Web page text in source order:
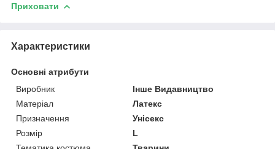
Приховати
Характеристики
Основні атрибути
Виробник
Інше Видавництво
Матеріал
Латекс
Призначення
Унісекс
Розмір
L